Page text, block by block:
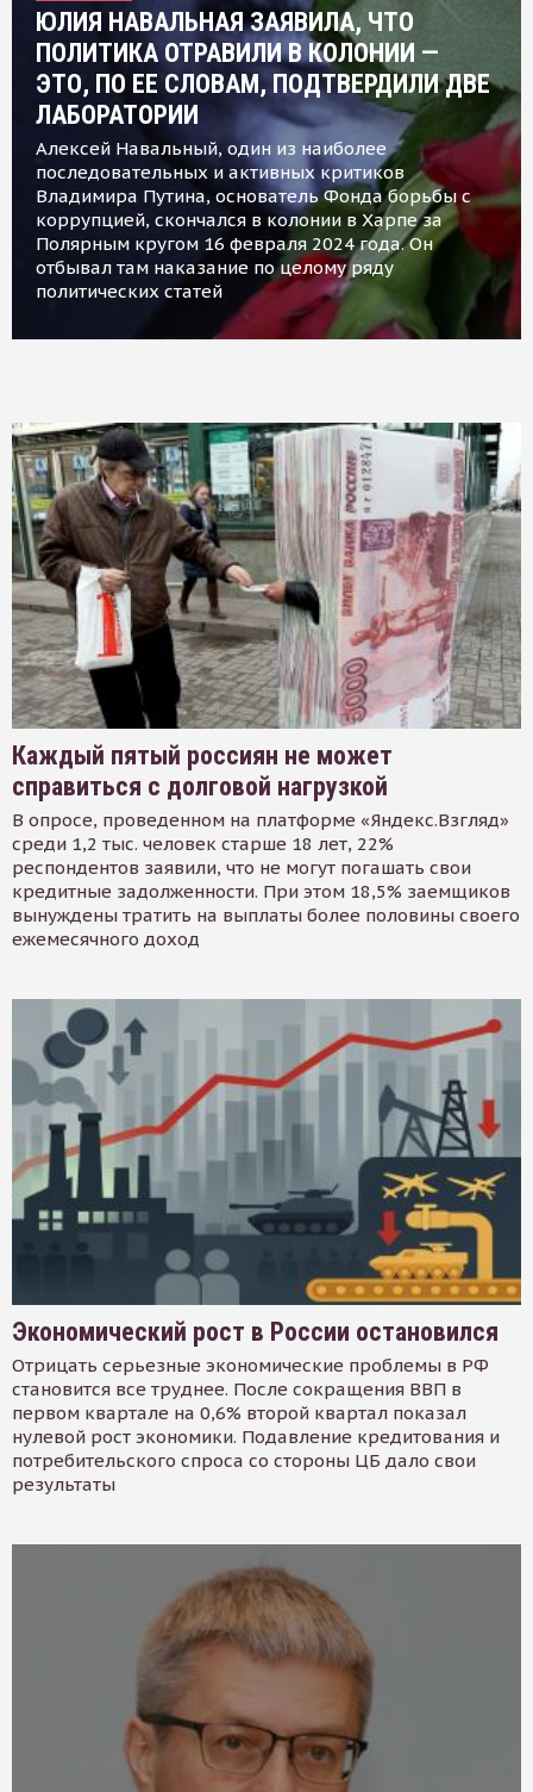
ЮЛИЯ НАВАЛЬНАЯ ЗАЯВИЛА, ЧТО
ПОЛИТИКА ОТРАВИЛИ В КОЛОНИИ —
ЭТО, ПО ЕЕ СЛОВАМ, ПОДТВЕРДИЛИ ДВЕ
ЛАБОРАТОРИИ
Алексей Навальный, один из наиболее
последовательных и активных критиков
Владимира Путина, основатель Фонда борьбы с
коррупцией, скончался в колонии в Харпе за
Полярным кругом 16 февраля 2024 года. Он
отбывал там наказание по целому ряду
политических статей
Каждый пятый россиян не может
справиться с долговой нагрузкой
В опросе, проведенном на платформе «Яндекс.Взгляд»
среди 1,2 тыс. человек старше 18 лет, 22%
респондентов заявили, что не могут погашать свои
кредитные задолженности. При этом 18,5% заемщиков
вынуждены тратить на выплаты более половины своего
ежемесячного доход
Экономический рост в России остановился
Отрицать серьезные экономические проблемы в РФ
становится все труднее. После сокращения ВВП в
первом квартале на 0,6% второй квартал показал
нулевой рост экономики. Подавление кредитования и
потребительского спроса со стороны ЦБ дало свои
результаты